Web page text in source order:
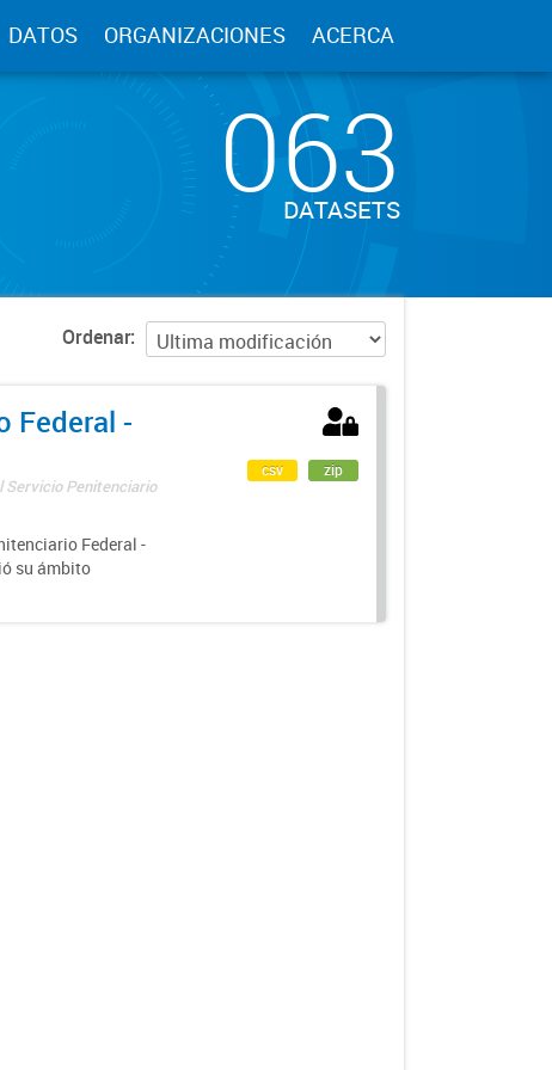
DATOS ORGANIZACIONES ACERCA
063
DATASETS
Ordenar
Federal -
Servicio Penitenciario
Federal -
su ámbito
csv zip